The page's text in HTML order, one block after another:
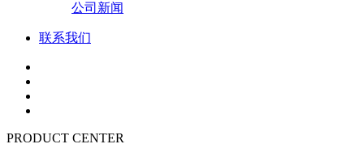
公司新闻
联系我们
PRODUCT CENTER